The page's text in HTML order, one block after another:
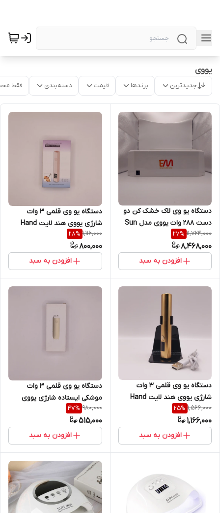
یووی
جدیدترین برندها قیمت دسته‌بندی فقط
دستگاه یو وی لاک خشک کن دو
دست 288 وات یووی مدل Sun
H18 Plus سان E.M
11,724,000
27%
8,468,000
افزودن به سبد
دستگاه یو وی قلمی 3 وات
شارژی یووی هند لایت Hand
Light مدل SK600
1,116,000
28%
800,000
افزودن به سبد
دستگاه یو وی قلمی 3 وات
شارژی یووی هند لایت Hand
Light پایه دار
1,566,000
25%
1,166,000
افزودن به سبد
دستگاه یو وی قلمی 3 وات
موشکی ایستاده شارژی یووی
خانگی
980,000
47%
515,000
افزودن به سبد